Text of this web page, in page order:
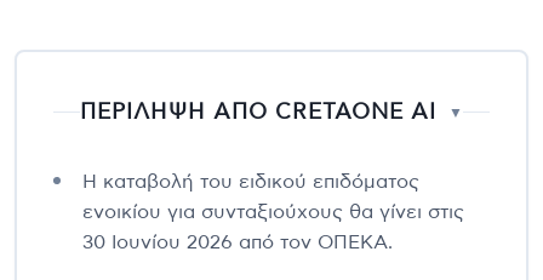
ΠΕΡΙΛΗΨΗ ΑΠΟ CRETAONE AI ▼
Η καταβολή του ειδικού επιδόματος
ενοικίου για συνταξιούχους θα γίνει στις
30 Ιουνίου 2026 από τον ΟΠΕΚΑ.